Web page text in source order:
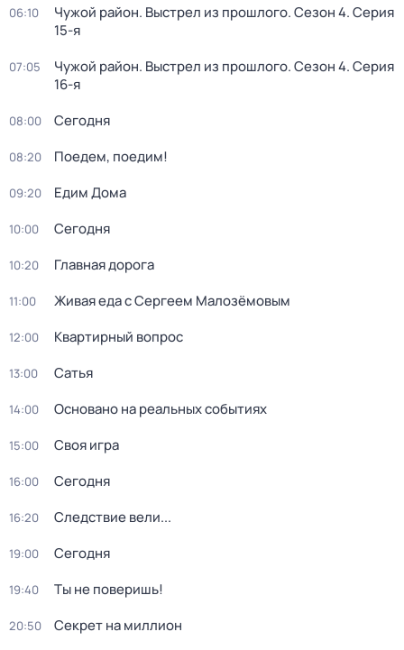
06:10 Чужой район. Выстрел из прошлого. Сезон 4. Серия
15-я
07:05 Чужой район. Выстрел из прошлого. Сезон 4. Серия
16-я
08:00 Сегодня
08:20 Поедем, поедим!
09:20 Едим Дома
10:00 Сегодня
10:20 Главная дорога
11:00 Живая еда с Сергеем Малозёмовым
12:00 Квартирный вопрос
13:00 Сатья
14:00 Основано на реальных событиях
15:00 Своя игра
16:00 Сегодня
16:20 Следствие вели...
19:00 Сегодня
19:40 Ты не поверишь!
20:50 Секрет на миллион